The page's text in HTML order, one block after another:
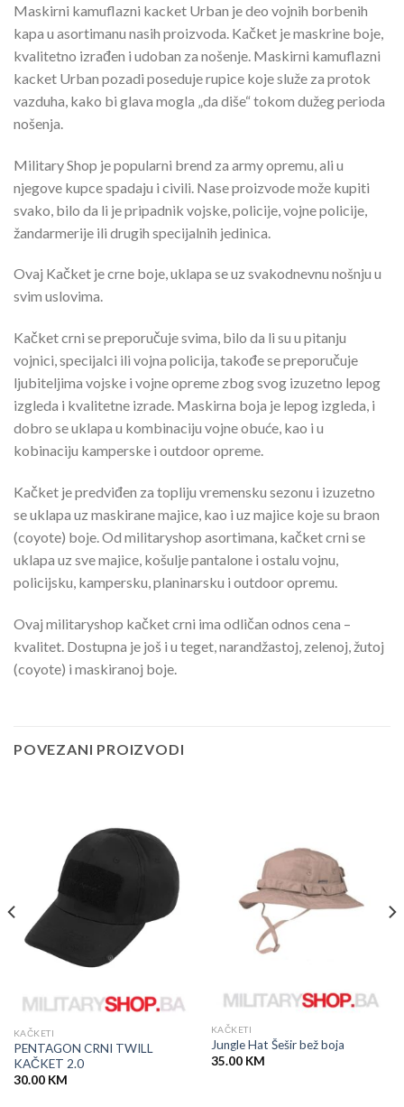
Maskirni kamuflazni kacket Urban je deo vojnih borbenih
kapa u asortimanu nasih proizvoda. Kačket je maskrine boje,
kvalitetno izrađen i udoban za nošenje. Maskirni kamuflazni
kacket Urban pozadi poseduje rupice koje služe za protok
vazduha, kako bi glava mogla „da diše“ tokom dužeg perioda
nošenja.
Military Shop je popularni brend za army opremu, ali u
njegove kupce spadaju i civili. Nase proizvode može kupiti
svako, bilo da li je pripadnik vojske, policije, vojne policije,
žandarmerije ili drugih specijalnih jedinica.
Ovaj Kačket je crne boje, uklapa se uz svakodnevnu nošnju u
svim uslovima.
Kačket crni se preporučuje svima, bilo da li su u pitanju
vojnici, specijalci ili vojna policija, takođe se preporučuje
ljubiteljima vojske i vojne opreme zbog svog izuzetno lepog
izgleda i kvalitetne izrade. Maskirna boja je lepog izgleda, i
dobro se uklapa u kombinaciju vojne obuće, kao i u
kobinaciju kamperske i outdoor opreme.
Kačket je predviđen za topliju vremensku sezonu i izuzetno
se uklapa uz maskirane majice, kao i uz majice koje su braon
(coyote) boje. Od militaryshop asortimana, kačket crni se
uklapa uz sve majice, košulje pantalone i ostalu vojnu,
policijsku, kampersku, planinarsku i outdoor opremu.
Ovaj militaryshop kačket crni ima odličan odnos cena –
kvalitet. Dostupna je još i u teget, narandžastoj, zelenoj, žutoj
(coyote) i maskiranoj boje.
POVEZANI PROIZVODI
KAČKETI
PENTAGON CRNI TWILL
KAČKET 2.0
30.00 KM
KAČKETI
Jungle Hat Šešir bež boja
35.00 KM